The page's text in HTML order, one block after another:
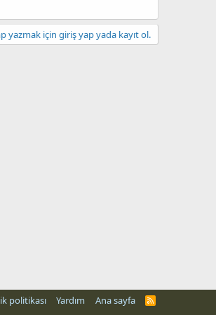
yazmak için giriş yap yada kayıt ol.
politikası Yardım Ana sayfa
R